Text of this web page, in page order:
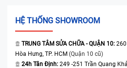
HỆ THỐNG SHOWROOM
TRUNG TÂM SỬA CHỮA - QUẬN 10:
Hòa Hưng, TP. HCM (Quận 10 cũ)
24h Tân Định: 249 -251 Trần Quang